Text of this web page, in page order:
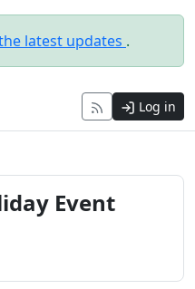
latest updates .
Log in
Event